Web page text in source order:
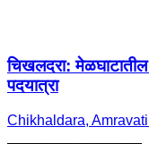
चिखलदरा:
पदयात्रा
Chikhaldara,